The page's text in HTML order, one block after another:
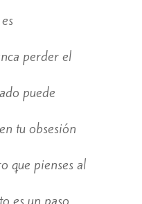
perder el
puede
tu obsesión
que pienses al
es un paso